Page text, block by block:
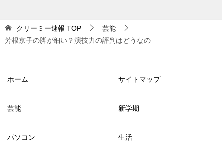
クリーミー速報 TOP
芸能
芳根京子の脚が細い？演技力の評判はどうなの
ホーム サイトマップ
芸能 新学期
パソコン 生活